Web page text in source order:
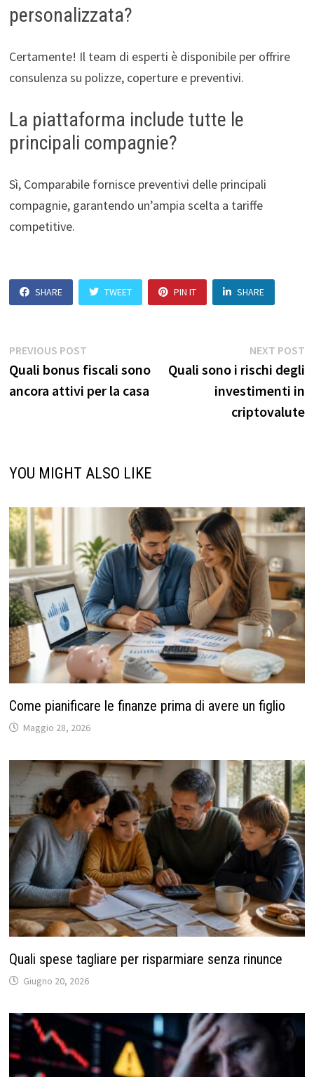
personalizzata?
Certamente! Il team di esperti è disponibile per offrire
consulenza su polizze, coperture e preventivi.
La piattaforma include tutte le
principali compagnie?
Sì, Comparabile fornisce preventivi delle principali
compagnie, garantendo un’ampia scelta a tariffe
competitive.
SHARE TWEET PIN IT SHARE
Navigazione
articoli
PREVIOUS POSTPrevious
post:
Quali bonus fiscali sono
ancora attivi per la casa
NEXT POST
Quali sono i rischi degli
investimenti in
criptovalute
YOU MIGHT ALSO LIKE
Come pianificare le finanze prima di avere un figlio
Maggio 28, 2026
Quali spese tagliare per risparmiare senza rinunce
Giugno 20, 2026